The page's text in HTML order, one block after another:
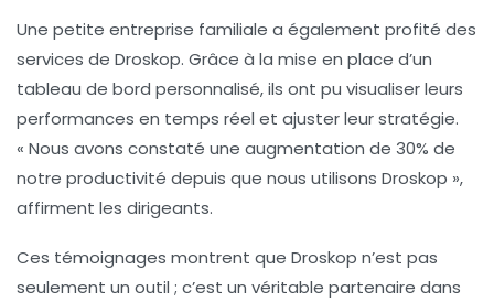
Une petite entreprise familiale a également profité des
services de Droskop. Grâce à la mise en place d’un
tableau de bord personnalisé, ils ont pu visualiser leurs
performances en temps réel et ajuster leur stratégie.
« Nous avons constaté une augmentation de 30% de
notre productivité depuis que nous utilisons Droskop »,
affirment les dirigeants.
Ces témoignages montrent que Droskop n’est pas
seulement un outil ; c’est un véritable partenaire dans